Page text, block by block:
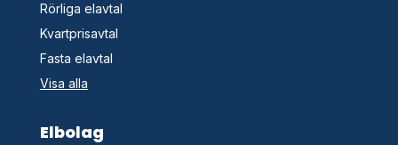
Rörliga elavtal
Kvartprisavtal
Fasta elavtal
Visa alla
Elbolag